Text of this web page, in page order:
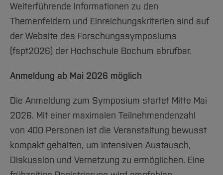
Weiterführende Informationen zu den
Themenfeldern und Einreichungskriterien sind auf
der Website des Forschungssymposiums
(fspt2026) der Hochschule Bochum abrufbar.
Anmeldung ab Mai 2026 möglich
Die Anmeldung zum Symposium startet Mitte Mai
2026. Mit einer maximalen Teilnehmendenzahl
von 400 Personen ist die Veranstaltung bewusst
kompakt gehalten, um intensiven Austausch,
Diskussion und Vernetzung zu ermöglichen. Eine